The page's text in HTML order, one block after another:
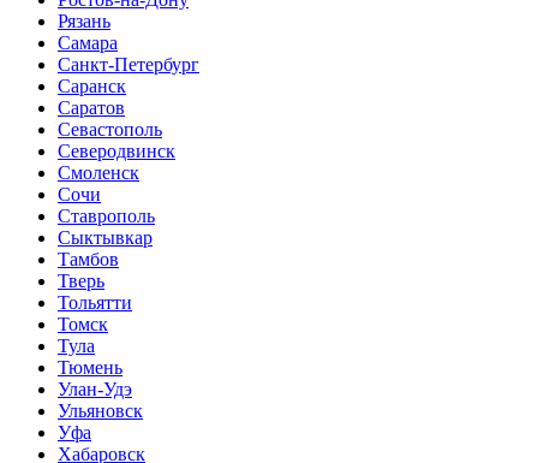
Рязань
Самара
Санкт-Петербург
Саранск
Саратов
Севастополь
Северодвинск
Смоленск
Сочи
Ставрополь
Сыктывкар
Тамбов
Тверь
Тольятти
Томск
Тула
Тюмень
Улан-Удэ
Ульяновск
Уфа
Хабаровск